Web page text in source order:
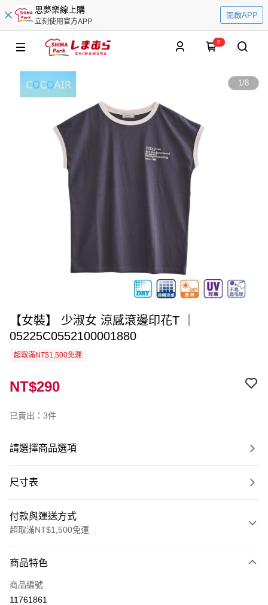
思夢樂線上購
立刻使用官方APP
開啟APP
0
1/8
【女裝】 少淑女 涼感滾邊印花T ｜
05225C0552100001880
超取滿NT$1,500免運
NT$290
已賣出：3件
請選擇商品選項
尺寸表
付款與運送方式
超取滿NT$1,500免運
信用卡一次付款
LINE Pay
商品特色
商品編號
11761861